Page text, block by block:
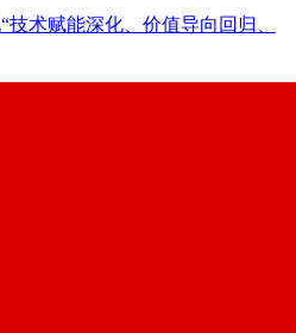
术赋能深化、价值导向回归、